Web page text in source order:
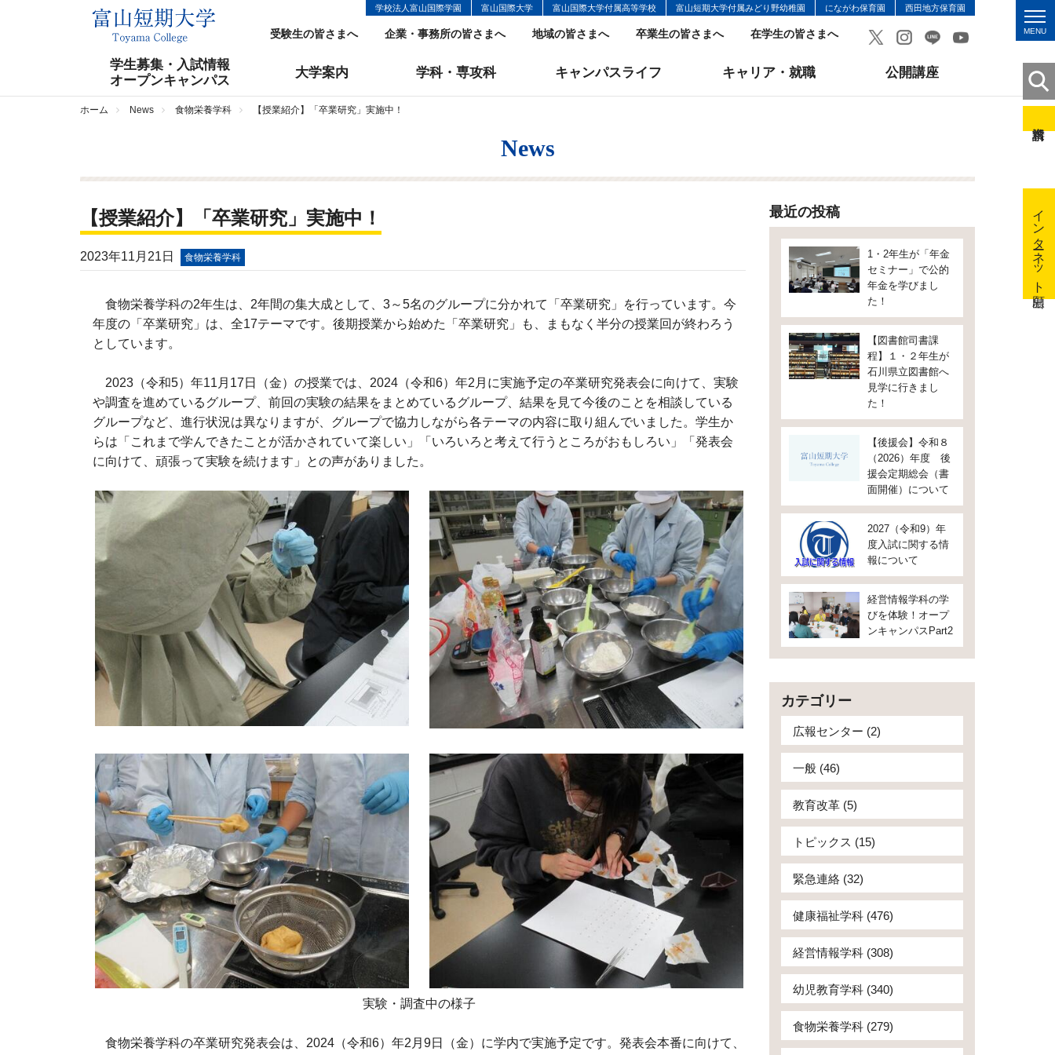
学校法人富山国際学園 富山国際大学 富山国際大学付属高等学校 富山短期大学付属みどり野幼稚園 にながわ保育園 西田地方保育園
受験生の皆さまへ 企業・事務所の皆さまへ 地域の皆さまへ 卒業生の皆さまへ 在学生の皆さまへ MENU
学生募集・入試情報
オープンキャンパス
大学案内 学科・専攻科 キャンパスライフ キャリア・就職 公開講座
インターネット出願
ホーム News 食物栄養学科 【授業紹介】「卒業研究」実施中！
News
【授業紹介】「卒業研究」実施中！
2023年11月21日 食物栄養学科
食物栄養学科の2年生は、2年間の集大成として、3～5名のグループに分かれて「卒業研究」を行っています。今
年度の「卒業研究」は、全17テーマです。後期授業から始めた「卒業研究」も、まもなく半分の授業回が終わろう
としています。
2023（令和5）年11月17日（金）の授業では、2024（令和6）年2月に実施予定の卒業研究発表会に向けて、実験
や調査を進めているグループ、前回の実験の結果をまとめているグループ、結果を見て今後のことを相談している
グループなど、進行状況は異なりますが、グループで協力しながら各テーマの内容に取り組んでいました。学生か
らは「これまで学んできたことが活かされていて楽しい」「いろいろと考えて行うところがおもしろい」「発表会
に向けて、頑張って実験を続けます」との声がありました。
実験・調査中の様子
食物栄養学科の卒業研究発表会は、2024（令和6）年2月9日（金）に学内で実施予定です。発表会本番に向けて、
最近の投稿
1・2年生が「年金
セミナー」で公的
年金を学びまし
た！
【図書館司書課
程】１・２年生が
石川県立図書館へ
見学に行きまし
た！
【後援会】令和８
（2026）年度 後
援会定期総会（書
面開催）について
2027（令和9）年
度入試に関する情
報について
経営情報学科の学
びを体験！オープ
ンキャンパスPart2
カテゴリー
広報センター (2)
一般 (46)
教育改革 (5)
トピックス (15)
緊急連絡 (32)
健康福祉学科 (476)
経営情報学科 (308)
幼児教育学科 (340)
食物栄養学科 (279)